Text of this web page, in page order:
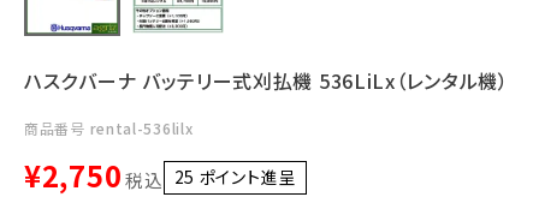
ハスクバーナ バッテリー式刈払機 536LiLx（レンタル機）
商品番号 rental-536lilx
¥2,750 税込 25 ポイント進呈 ]